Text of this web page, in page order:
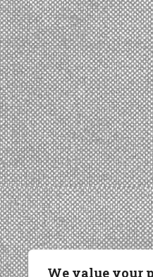
We value your